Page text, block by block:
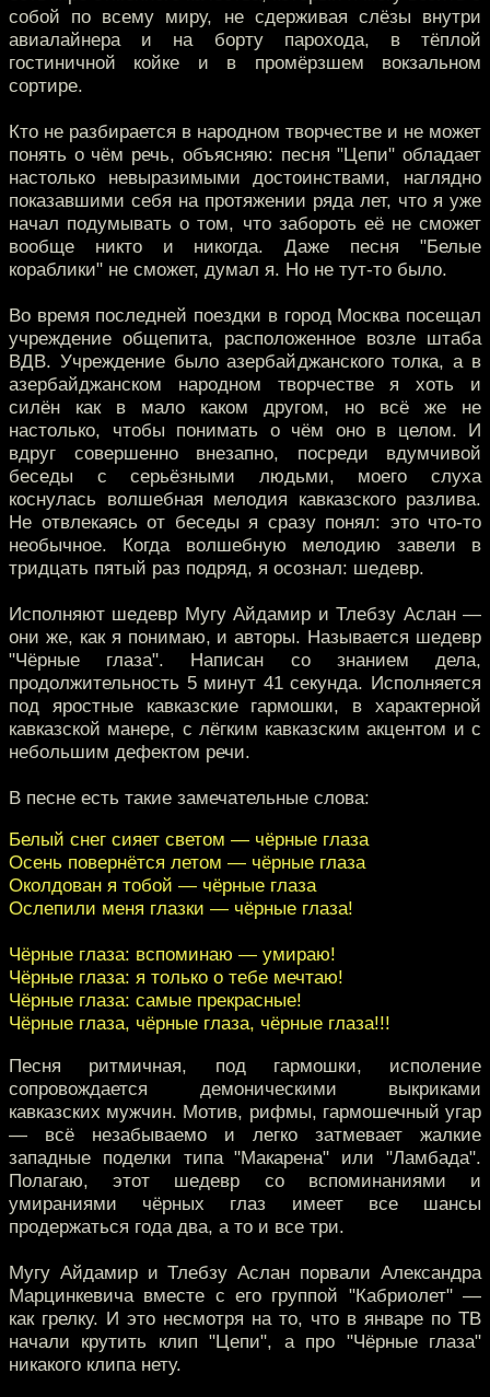
собой по всему миру, не сдерживая слёзы внутри
авиалайнера и на борту парохода, в тёплой
гостиничной койке и в промёрзшем вокзальном
сортире.
Кто не разбирается в народном творчестве и не может
понять о чём речь, объясняю: песня "Цепи" обладает
настолько невыразимыми достоинствами, наглядно
показавшими себя на протяжении ряда лет, что я уже
начал подумывать о том, что забороть её не сможет
вообще никто и никогда. Даже песня "Белые
кораблики" не сможет, думал я. Но не тут-то было.
Во время последней поездки в город Москва посещал
учреждение общепита, расположенное возле штаба
ВДВ. Учреждение было азербайджанского толка, а в
азербайджанском народном творчестве я хоть и
силён как в мало каком другом, но всё же не
настолько, чтобы понимать о чём оно в целом. И
вдруг совершенно внезапно, посреди вдумчивой
беседы с серьёзными людьми, моего слуха
коснулась волшебная мелодия кавказского разлива.
Не отвлекаясь от беседы я сразу понял: это что-то
необычное. Когда волшебную мелодию завели в
тридцать пятый раз подряд, я осознал: шедевр.
Исполняют шедевр Мугу Айдамир и Тлебзу Аслан —
они же, как я понимаю, и авторы. Называется шедевр
"Чёрные глаза". Написан со знанием дела,
продолжительность 5 минут 41 секунда. Исполняется
под яростные кавказские гармошки, в характерной
кавказской манере, с лёгким кавказским акцентом и с
небольшим дефектом речи.
В песне есть такие замечательные слова:
Белый снег сияет светом — чёрные глаза
Осень повернётся летом — чёрные глаза
Околдован я тобой — чёрные глаза
Ослепили меня глазки — чёрные глаза!
Чёрные глаза: вспоминаю — умираю!
Чёрные глаза: я только о тебе мечтаю!
Чёрные глаза: самые прекрасные!
Чёрные глаза, чёрные глаза, чёрные глаза!!!
Песня ритмичная, под гармошки, исполение
сопровождается демоническими выкриками
кавказских мужчин. Мотив, рифмы, гармошечный угар
— всё незабываемо и легко затмевает жалкие
западные поделки типа "Макарена" или "Ламбада".
Полагаю, этот шедевр со вспоминаниями и
умираниями чёрных глаз имеет все шансы
продержаться года два, а то и все три.
Мугу Айдамир и Тлебзу Аслан порвали Александра
Марцинкевича вместе с его группой "Кабриолет" —
как грелку. И это несмотря на то, что в январе по ТВ
начали крутить клип "Цепи", а про "Чёрные глаза"
никакого клипа нету.